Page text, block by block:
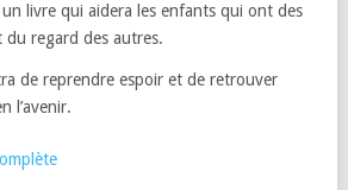
un livre qui aidera les enfants qui ont des
regard des autres.
de reprendre espoir et de retrouver
l’avenir.